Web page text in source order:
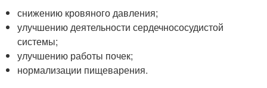
снижению кровяного давления;
улучшению деятельности сердечнососудистой
системы;
улучшению работы почек;
нормализации пищеварения.